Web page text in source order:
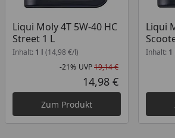
Liqui Moly 4T 5W-40 HC
Street 1 L
Inhalt: 1 l (14,98 €/l)
Rabatt in
-21% UVP19,14 €
Aktueller
14,98 €
Zum Produkt
Liqui
Inhalt: 1